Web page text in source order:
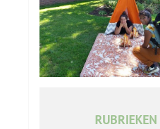
RUBRIEKEN